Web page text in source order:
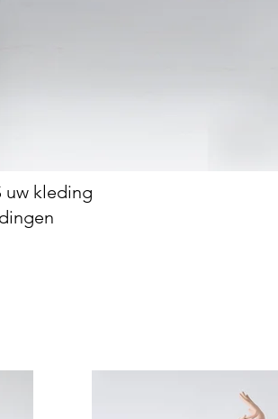
uw kleding